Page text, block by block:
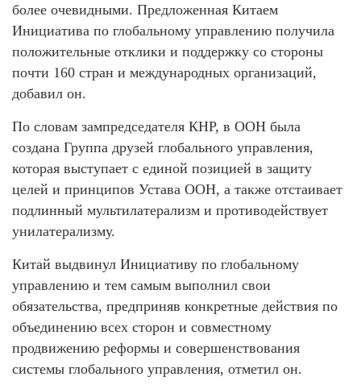
более очевидными. Предложенная Китаем
Инициатива по глобальному управлению получила
положительные отклики и поддержку со стороны
почти 160 стран и международных организаций,
добавил он.
По словам зампредседателя КНР, в ООН была
создана Группа друзей глобального управления,
которая выступает с единой позицией в защиту
целей и принципов Устава ООН, а также отстаивает
подлинный мультилатерализм и противодействует
унилатерализму.
Китай выдвинул Инициативу по глобальному
управлению и тем самым выполнил свои
обязательства, предприняв конкретные действия по
объединению всех сторон и совместному
продвижению реформы и совершенствования
системы глобального управления, отметил он.